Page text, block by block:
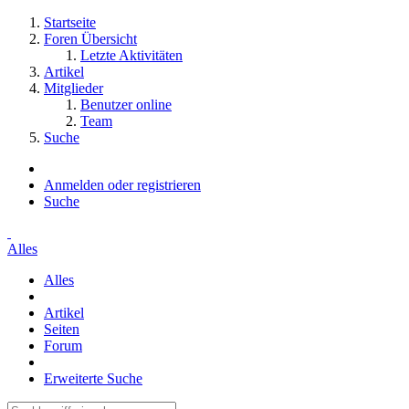
Startseite
Foren Übersicht
Letzte Aktivitäten
Artikel
Mitglieder
Benutzer online
Team
Suche
Anmelden oder registrieren
Suche
Alles
Alles
Artikel
Seiten
Forum
Erweiterte Suche